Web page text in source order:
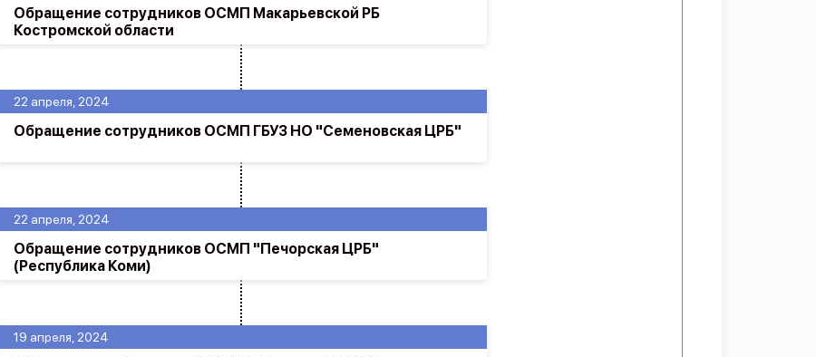
19 апреля, 2024
22 апреля, 2024
Обращение сотрудников ОСМП "Печорская ЦРБ"
(Республика Коми)
22 апреля, 2024
Обращение сотрудников ОСМП ГБУЗ НО "Семеновская ЦРБ"
Обращение сотрудников ОСМП Макарьевской РБ
Костромской области